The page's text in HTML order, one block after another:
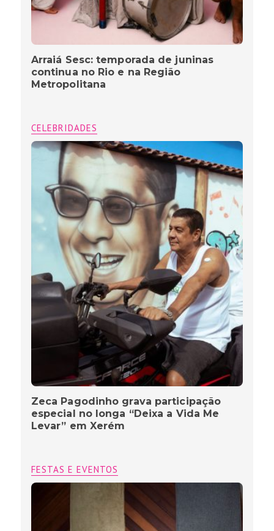
Arraiá Sesc: temporada de juninas
continua no Rio e na Região
Metropolitana
CELEBRIDADES
Zeca Pagodinho grava participação
especial no longa “Deixa a Vida Me
Levar” em Xerém
FESTAS E EVENTOS